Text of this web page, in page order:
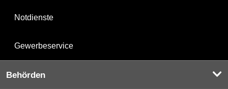
Notdienste
Gewerbeservice
Behörden